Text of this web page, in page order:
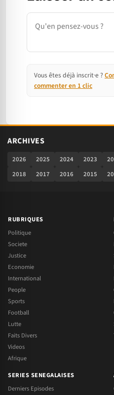
Commentaire
Vous êtes déjà inscrit·e ?
commenter en 1 clic
ARCHIVES
2026 2025 2024 2023
2018
2017 2016 2015
RUBRIQUES
Politique
Societe
Justice
Economie
International
People
Sports
Football
Lutte
Faits Divers
Videos
Afrique
SERIES SENEGALAISES
Derniers Episodes